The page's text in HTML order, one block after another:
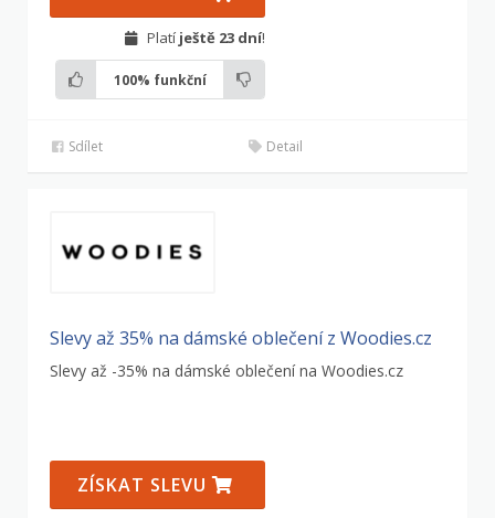
Platí ještě 23 dní!
100% funkční
Sdílet Detail
Slevy až 35% na dámské oblečení z Woodies.cz
Slevy až -35% na dámské oblečení na Woodies.cz
ZÍSKAT SLEVU